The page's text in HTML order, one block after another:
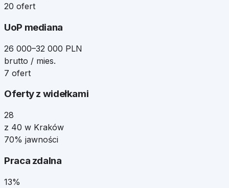
20 ofert
UoP mediana
26 000–32 000 PLN
brutto / mies.
7 ofert
Oferty z widełkami
28
z 40 w Kraków
70% jawności
Praca zdalna
13%